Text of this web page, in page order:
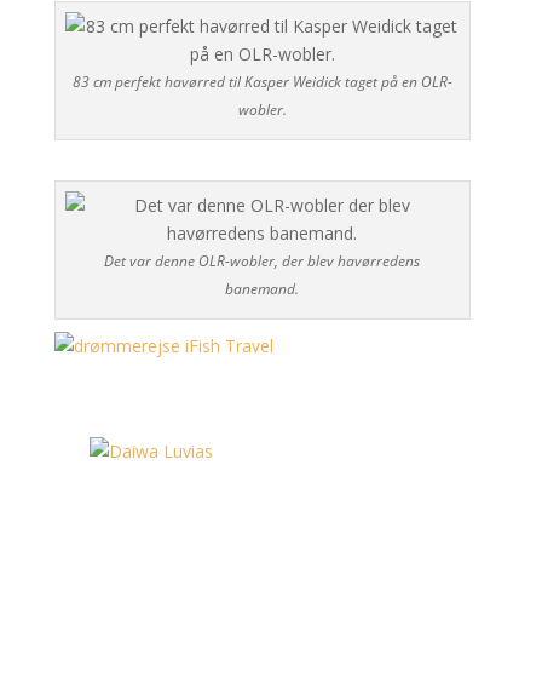
83 cm perfekt havørred til Kasper Weidick taget på en OLR-
wobler.
Det var denne OLR-wobler, der blev havørredens
banemand.